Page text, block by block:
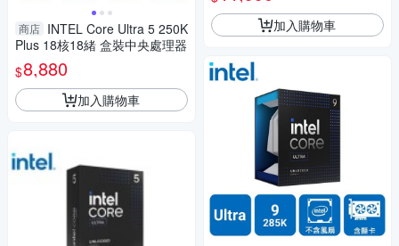
商店 INTEL Core Ultra 5 250K
Plus 18核18緒 盒裝中央處理器
$8,880
加入購物車
加入購物車